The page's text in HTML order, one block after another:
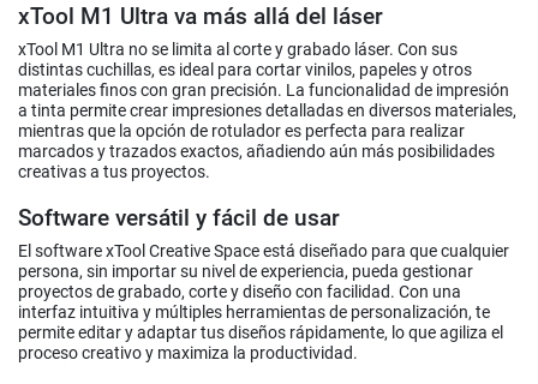
xTool M1 Ultra va más allá del láser
xTool M1 Ultra no se limita al corte y grabado láser. Con sus
distintas cuchillas, es ideal para cortar vinilos, papeles y otros
materiales finos con gran precisión. La funcionalidad de impresión
a tinta permite crear impresiones detalladas en diversos materiales,
mientras que la opción de rotulador es perfecta para realizar
marcados y trazados exactos, añadiendo aún más posibilidades
creativas a tus proyectos.
Software versátil y fácil de usar
El software xTool Creative Space está diseñado para que cualquier
persona, sin importar su nivel de experiencia, pueda gestionar
proyectos de grabado, corte y diseño con facilidad. Con una
interfaz intuitiva y múltiples herramientas de personalización, te
permite editar y adaptar tus diseños rápidamente, lo que agiliza el
proceso creativo y maximiza la productividad.